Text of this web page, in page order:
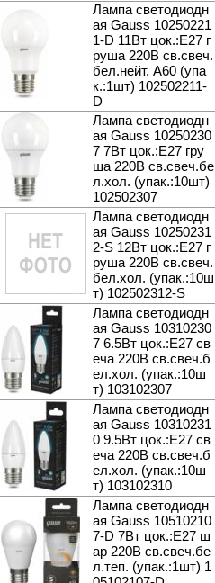
Лампа светодиодн
ая Gauss 10250221
1-D 11Вт цок.:E27 г
руша 220B св.свеч.
бел.нейт. A60 (упа
к.:1шт) 102502211-
D
Лампа светодиодн
ая Gauss 10250230
7 7Вт цок.:E27 гру
ша 220B св.свеч.бе
л.хол. (упак.:10шт)
102502307
Лампа светодиодн
ая Gauss 10250231
2-S 12Вт цок.:E27 г
руша 220B св.свеч.
бел.хол. (упак.:10ш
т) 102502312-S
Лампа светодиодн
ая Gauss 10310230
7 6.5Вт цок.:E27 св
еча 220B св.свеч.б
ел.хол. (упак.:10ш
т) 103102307
Лампа светодиодн
ая Gauss 10310231
0 9.5Вт цок.:E27 св
еча 220B св.свеч.б
ел.хол. (упак.:10ш
т) 103102310
Лампа светодиодн
ая Gauss 10510210
7-D 7Вт цок.:E27 ш
ар 220B св.свеч.бе
л.теп. (упак.:1шт) 1